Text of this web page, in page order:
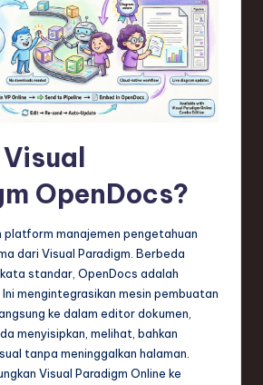
OpenDocs?
platform manajemen pengetahuan
dari Visual Paradigm. Berbeda
standar, OpenDocs adalah
Ini mengintegrasikan mesin pembuatan
ke dalam editor dokumen,
menyisipkan, melihat, bahkan
tanpa meninggalkan halaman.
Visual Paradigm Online ke